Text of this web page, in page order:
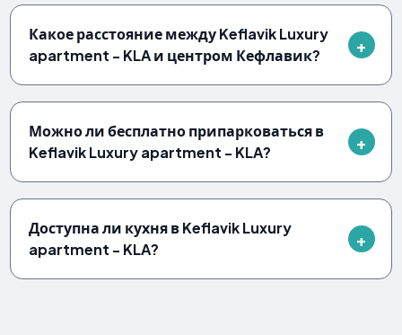
Какое расстояние между Keflavik Luxury
apartment - KLA и центром Кефлавик?
Можно ли бесплатно припарковаться в
Keflavik Luxury apartment - KLA?
Доступна ли кухня в Keflavik Luxury
apartment - KLA?